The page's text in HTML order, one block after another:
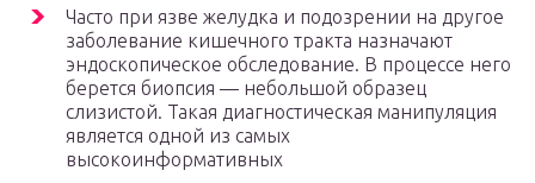
Часто при язве желудка и подозрении на другое
заболевание кишечного тракта назначают
эндоскопическое обследование. В процессе него
берется биопсия — небольшой образец
слизистой. Такая диагностическая манипуляция
является одной из самых
высокоинформативных